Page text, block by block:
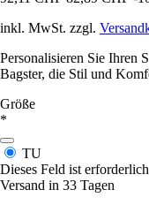
inkl. MwSt. zzgl.
Personalisieren Sie Ihren
Bagster, die Stil und
Größe
*
TU
Dieses Feld ist erforderlich
Versand in 33 Tagen